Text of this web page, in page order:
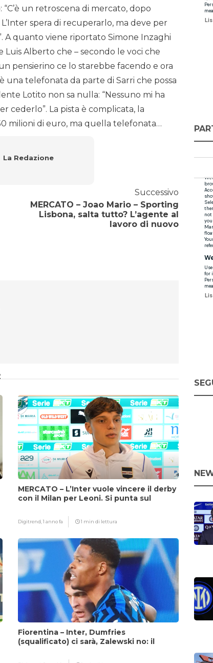
“C’è un retroscena di mercato, dopo
spera di recuperarlo, ma deve per
A quanto viene riportato Simone Inzaghi
Alberto che – secondo le voci che
pensierino ce lo starebbe facendo e ora
una telefonata da parte di Sarri che possa
Lotito non sa nulla: “Nessuno mi ha
cederlo”. La pista è complicata, la
milioni di euro, ma quella telefonata…
La Redazione
Successivo
MERCATO – Joao Mario – Sporting
Lisbona, salta tutto? L’agente al
lavoro di nuovo
MERCATO – L’Inter vuole vincere il derby
con il Milan per Leoni. Si punta sul
Digitrend,1 anno fa 1 min di lettura
Fiorentina – Inter, Dumfries
(squalificato) ci sarà, Zalewski no: il